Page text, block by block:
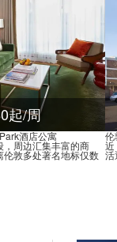
E14 9, 英国
, E14 8, 英国
伦敦, E14 8LU, 英国
Road, 伦敦, E14 8, 英
国
敦, E14 5, 英国
伦敦, E14 4, 英国
起/周
酒店公寓
周边汇集丰富的商
伦敦多处著名地标仅数
伦
近
活